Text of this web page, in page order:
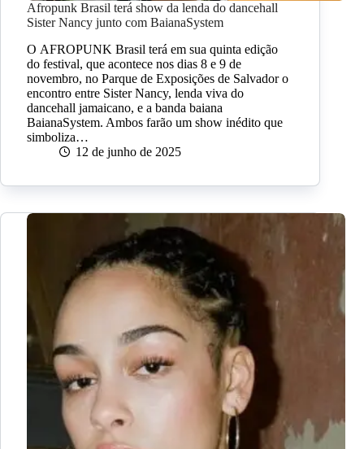
Afropunk Brasil terá show da lenda do dancehall
Sister Nancy junto com BaianaSystem
O AFROPUNK Brasil terá em sua quinta edição
do festival, que acontece nos dias 8 e 9 de
novembro, no Parque de Exposições de Salvador o
encontro entre Sister Nancy, lenda viva do
dancehall jamaicano, e a banda baiana
BaianaSystem. Ambos farão um show inédito que
simboliza…
12 de junho de 2025